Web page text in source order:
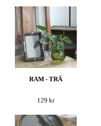
RAM - TRÄ
129 kr